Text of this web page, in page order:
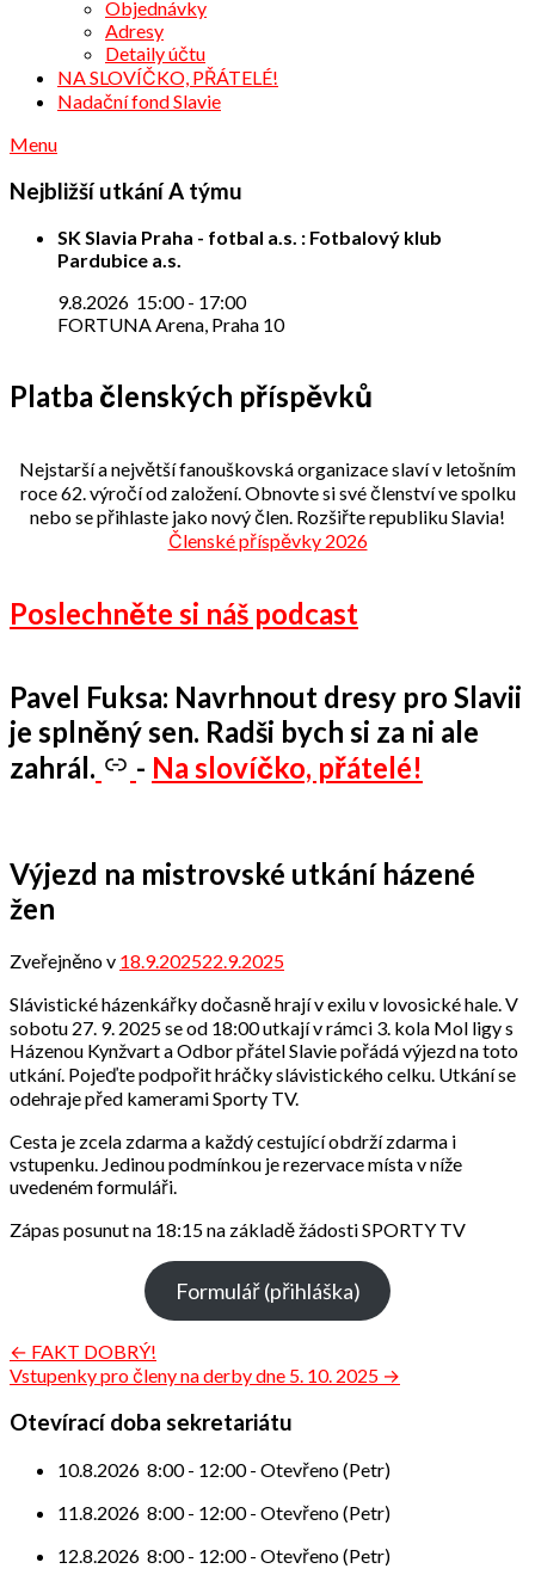
Objednávky
Adresy
Detaily účtu
NA SLOVÍČKO, PŘÁTELÉ!
Nadační fond Slavie
Menu
Nejbližší utkání A týmu
SK Slavia Praha - fotbal a.s. : Fotbalový klub
Pardubice a.s.
9.8.2026 15:00- 17:00
FORTUNA Arena, Praha 10
Platba členských příspěvků
Nejstarší a největší fanouškovská organizace slaví v letošním
roce 62. výročí od založení. Obnovte si své členství ve spolku
nebo se přihlaste jako nový člen. Rozšiřte republiku Slavia!
Členské příspěvky 2026
Poslechněte si náš podcast
Pavel Fuksa: Navrhnout dresy pro Slavii
je splněný sen. Radši bych si za ni ale
zahrál.
- Na slovíčko, přátelé!
Výjezd na mistrovské utkání házené
žen
Zveřejněno v 18.9.202522.9.2025
přátel
Slávistické házenkářky dočasně hrají v exilu v lovosické hale. V
sobotu 27. 9. 2025 se od 18:00 utkají v rámci 3. kola Mol ligy s
Házenou Kynžvart a Odbor přátel Slavie pořádá výjezd na toto
utkání. Pojeďte podpořit hráčky slávistického celku. Utkání se
odehraje před kamerami Sporty TV.
Cesta je zcela zdarma a každý cestující obdrží zdarma i
vstupenku. Jedinou podmínkou je rezervace místa v níže
uvedeném formuláři.
Zápas posunut na 18:15 na základě žádosti SPORTY TV
Formulář (přihláška)
Navigace
pro
příspěvek
← FAKT DOBRÝ!
Vstupenky pro členy na derby dne 5. 10. 2025 →
Otevírací doba sekretariátu
10.8.2026 8:00- 12:00- Otevřeno (Petr)
11.8.2026 8:00- 12:00- Otevřeno (Petr)
12.8.2026 8:00- 12:00- Otevřeno (Petr)